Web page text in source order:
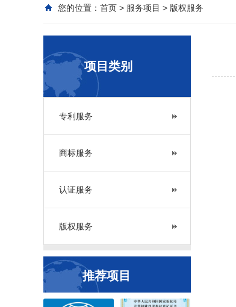
您的位置： 首页 > 服务项目 > 版权服务
项目类别
专利服务
商标服务
认证服务
版权服务
推荐项目